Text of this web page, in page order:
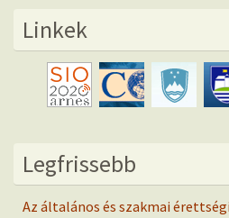
Linkek
Legfrissebb
Az általános és szakmai